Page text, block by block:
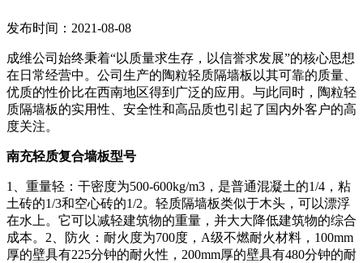
发布时间：2021-08-08
成维公司始终秉着“以质量求生存，以信誉求发展”的核心思想
在日常经营中。公司生产的陶粒轻质隔墙板以其可靠的质量、
优质的性价比在西南地区得到广泛的应用。与此同时，陶粒轻
质隔墙板的实用性、安全性和高品质也引起了国内外客户的高
度关注。
南充轻质复合墙板型号
1、重量轻：干密度为500-600kg/m3，是普通混凝土的1/4，粘
土砖的1/3和空心砖的1/2。轻质隔墙板类似于木头，可以漂浮
在水上。它可以减轻建筑物的重量，并大大降低建筑物的综合
成本。2、防火：耐火度为700度，A级不燃耐火材料，100mm
厚的壁具有225分钟的耐火性，200mm厚的壁具有480分钟的耐